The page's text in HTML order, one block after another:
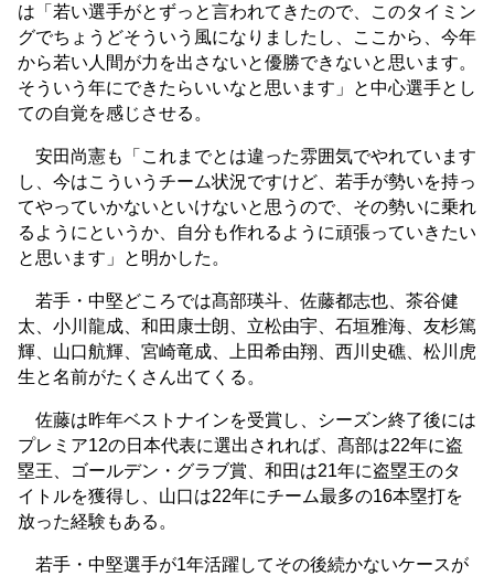
は「若い選手がとずっと言われてきたので、このタイミン
グでちょうどそういう風になりましたし、ここから、今年
から若い人間が力を出さないと優勝できないと思います。
そういう年にできたらいいなと思います」と中心選手とし
ての自覚を感じさせる。
安田尚憲も「これまでとは違った雰囲気でやれています
し、今はこういうチーム状況ですけど、若手が勢いを持っ
てやっていかないといけないと思うので、その勢いに乗れ
るようにというか、自分も作れるように頑張っていきたい
と思います」と明かした。
若手・中堅どころでは髙部瑛斗、佐藤都志也、茶谷健
太、小川龍成、和田康士朗、立松由宇、石垣雅海、友杉篤
輝、山口航輝、宮崎竜成、上田希由翔、西川史礁、松川虎
生と名前がたくさん出てくる。
佐藤は昨年ベストナインを受賞し、シーズン終了後には
プレミア12の日本代表に選出されれば、髙部は22年に盗
塁王、ゴールデン・グラブ賞、和田は21年に盗塁王のタ
イトルを獲得し、山口は22年にチーム最多の16本塁打を
放った経験もある。
若手・中堅選手が1年活躍してその後続かないケースが